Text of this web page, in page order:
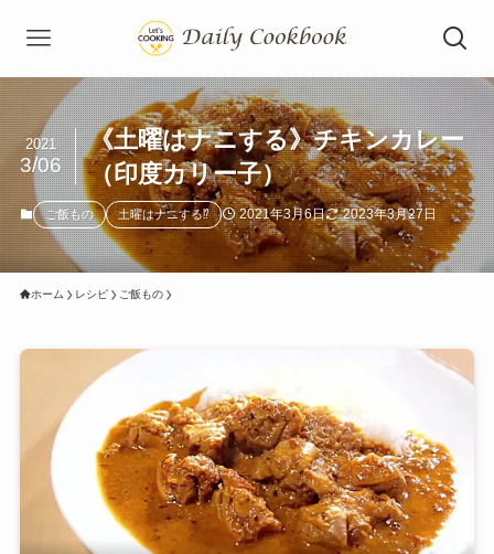
《土曜はナニする》チキンカレー
（印度カリー子）
2021
3/06
ご飯もの 土曜はナニする⁉ 2021年3月6日 2023年3月27日
ホーム レシピ ご飯もの